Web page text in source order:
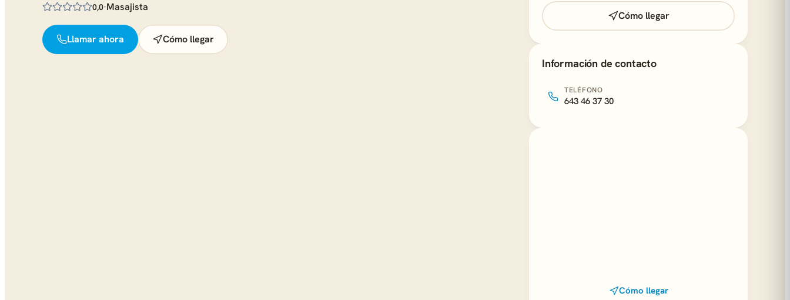
0,0·Masajista
Llamar ahora Cómo llegar
Cómo llegar
Información de contacto
TELÉFONO
643 46 37 30
Cómo llegar